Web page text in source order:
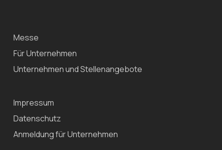
Messe
Für Unternehmen
Unternehmen und Stellenangebote
Impressum
Datenschutz
Anmeldung für Unternehmen